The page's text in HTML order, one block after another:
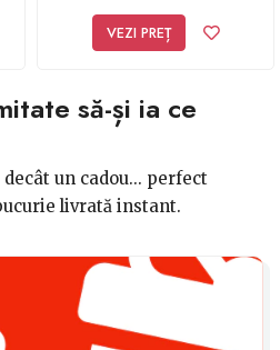
VEZI PREȚ
să-și ia ce
decât un cadou... perfect
livrată instant.